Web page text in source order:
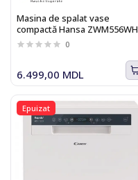
Masina de spalat vase
compactă Hansa ZWM556WH
0
6.499,00 MDL
Epuizat